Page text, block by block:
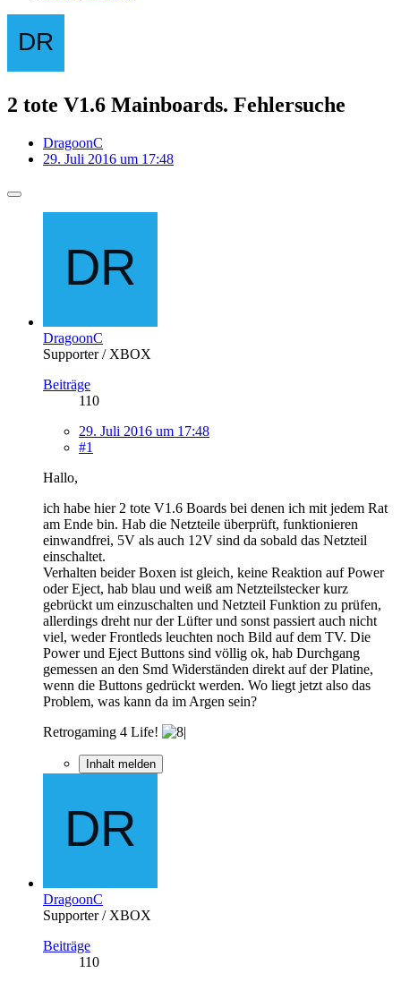
2 tote V1.6 Mainboards. Fehlersuche
DragoonC
29. Juli 2016 um 17:48
DragoonC
Supporter / XBOX
Beiträge
110
29. Juli 2016 um 17:48
#1
Hallo,
ich habe hier 2 tote V1.6 Boards bei denen ich mit jedem Rat
am Ende bin. Hab die Netzteile überprüft, funktionieren
einwandfrei, 5V als auch 12V sind da sobald das Netzteil
einschaltet.
Verhalten beider Boxen ist gleich, keine Reaktion auf Power
oder Eject, hab blau und weiß am Netzteilstecker kurz
gebrückt um einzuschalten und Netzteil Funktion zu prüfen,
allerdings dreht nur der Lüfter und sonst passiert auch nicht
viel, weder Frontleds leuchten noch Bild auf dem TV. Die
Power und Eject Buttons sind völlig ok, hab Durchgang
gemessen an den Smd Widerständen direkt auf der Platine,
wenn die Buttons gedrückt werden. Wo liegt jetzt also das
Problem, was kann da im Argen sein?
Retrogaming 4 Life!
Inhalt melden
DragoonC
Supporter / XBOX
Beiträge
110